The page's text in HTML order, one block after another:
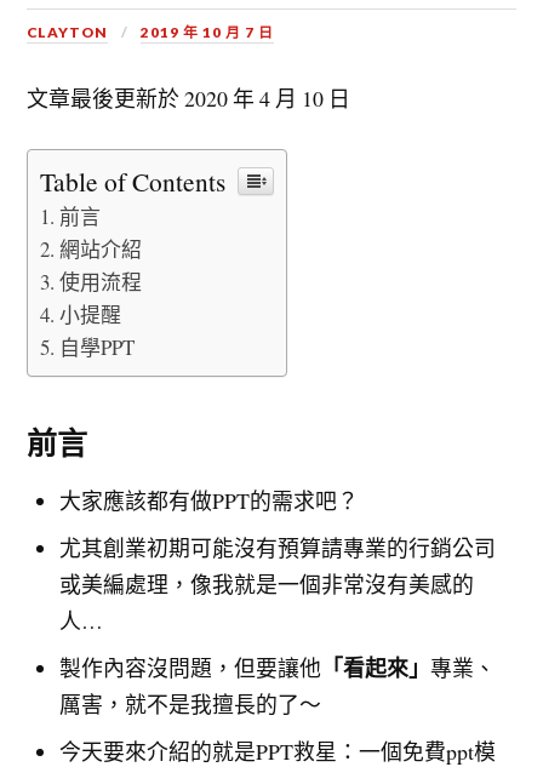
CLAYTON 2019 年 10 月 7 日
文章最後更新於2020 年 4 月 10 日
Table of Contents
前言
網站介紹
使用流程
小提醒
自學PPT
前言
大家應該都有做PPT的需求吧？
尤其創業初期可能沒有預算請專業的行銷公司
或美編處理，像我就是一個非常沒有美感的
人…
製作內容沒問題，但要讓他 「看起來」專業、
厲害，就不是我擅長的了～
今天要來介紹的就是PPT救星：一個免費ppt模